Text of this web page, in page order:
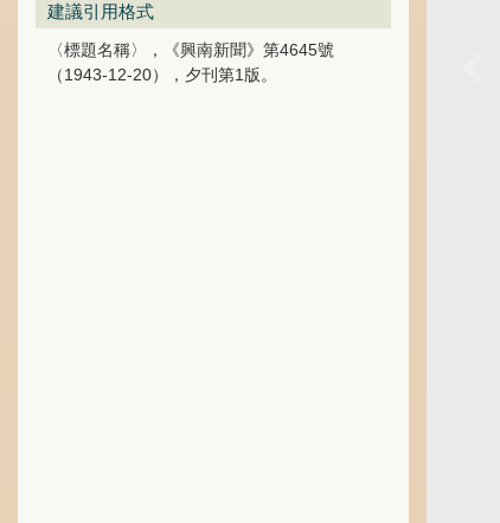
建議引用格式
〈標題名稱〉，《興南新聞》第4645號
（1943-12-20），夕刊第1版。